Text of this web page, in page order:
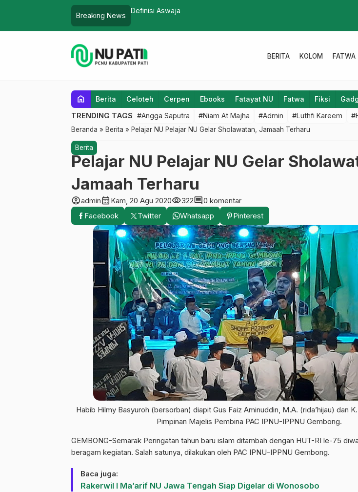
Breaking News
BERITA KOLOM FATWA
home Berita Celoteh Cerpen Ebooks Fatayat NU Fatwa Fiksi
TRENDING TAGS #Angga Saputra #Niam At Majha #Admin #Luthfi Kareem
Beranda » Berita » Pelajar NU Pelajar NU Gelar Sholawatan, Jamaah Terharu
Berita
Pelajar NU Pelajar NU Gelar
Jamaah Terharu
account_circleadmincalendar_month Kam, 20 Agu 2020visibility322comment0 komentar
Facebook
Twitter Whatsapp Pinterest
Habib Hilmy Basyuroh (bersorban) diapit Gus Faiz Aminuddin, M.A. (rida’hijau) dan
Pimpinan Majelis Pembina PAC IPNU-IPPNU Gembong.
GEMBONG-Semarak Peringatan tahun baru islam ditambah dengan HUT-RI le-75
beragam kegiatan. Salah satunya, dilakukan oleh PAC IPNU-IPPNU Gembong.
Baca juga:
Rakerwil I Ma’arif NU Jawa Tengah Siap Digelar di Wonosobo